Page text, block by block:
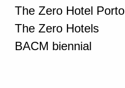
The Zero Hotel Porto
The Zero Hotels
BACM biennial